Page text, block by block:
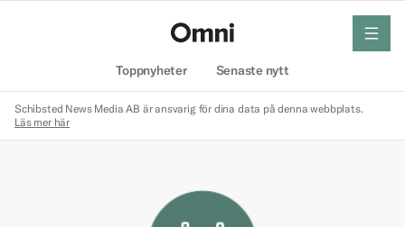
Toppnyheter Senaste nytt
meny
Schibsted News Media AB är ansvarig för dina data på denna webbplats.
Läs mer här